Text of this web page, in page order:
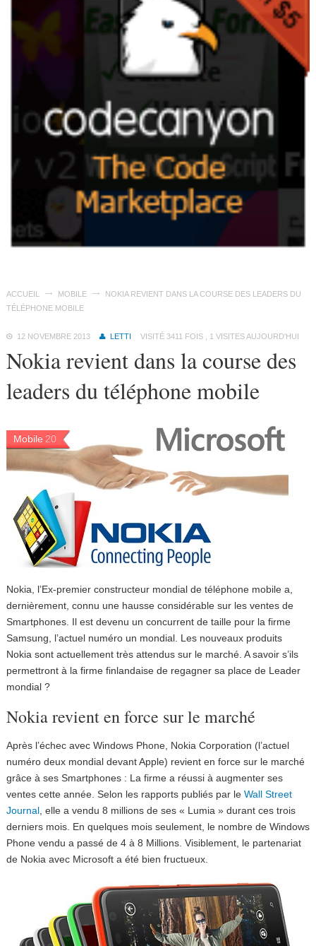
ACCUEIL MOBILE
NOKIA REVIENT DANS LA COURSE DES LEADERS DU
TÉLÉPHONE MOBILE
12 NOVEMBRE 2013 LETTI VISITÉ 3411 FOIS , 1 VISITES AUJOURD'HUI
Nokia revient dans la course des
leaders du téléphone mobile
Mobile 20
Nokia, l’Ex-premier constructeur mondial de téléphone mobile a,
dernièrement, connu une hausse considérable sur les ventes de
Smartphones. Il est devenu un concurrent de taille pour la firme
Samsung, l’actuel numéro un mondial. Les nouveaux produits
Nokia sont actuellement très attendus sur le marché. A savoir s’ils
permettront à la firme finlandaise de regagner sa place de Leader
mondial ?
Nokia revient en force sur le marché
Après l’échec avec Windows Phone, Nokia Corporation (l’actuel
numéro deux mondial devant Apple) revient en force sur le marché
grâce à ses Smartphones : La firme a réussi à augmenter ses
ventes cette année. Selon les rapports publiés par le Wall Street
Journal, elle a vendu 8 millions de ses « Lumia » durant ces trois
derniers mois. En quelques mois seulement, le nombre de Windows
Phone vendu a passé de 4 à 8 Millions. Visiblement, le partenariat
de Nokia avec Microsoft a été bien fructueux.